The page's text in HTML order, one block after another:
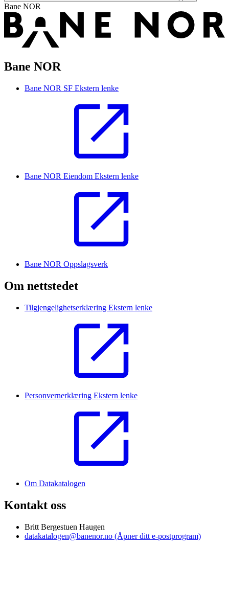
Bane NOR
Bane NOR
Bane NOR SF Ekstern lenke
Bane NOR Eiendom Ekstern lenke
Bane NOR Oppslagsverk
Om nettstedet
Tilgjengelighetserklæring Ekstern lenke
Personvernerklæring Ekstern lenke
Om Datakatalogen
Kontakt oss
Britt Bergestuen Haugen
datakatalogen@banenor.no (Åpner ditt e-postprogram)